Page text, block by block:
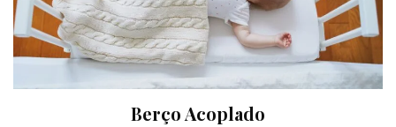
Berço Acoplado